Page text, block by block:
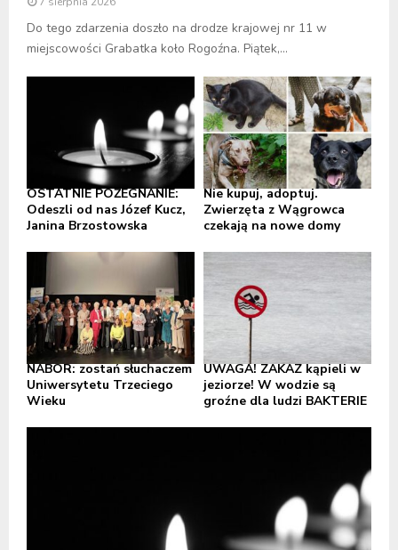
Do tego zdarzenia doszło na drodze krajowej nr 11 w
miejscowości Grabatka koło Rogoźna. Piątek,...
OSTATNIE POŻEGNANIE:
Odeszli od nas Józef Kucz,
Janina Brzostowska
Nie kupuj, adoptuj.
Zwierzęta z Wągrowca
czekają na nowe domy
NABÓR: zostań słuchaczem
Uniwersytetu Trzeciego
Wieku
UWAGA! ZAKAZ kąpieli w
jeziorze! W wodzie są
groźne dla ludzi BAKTERIE